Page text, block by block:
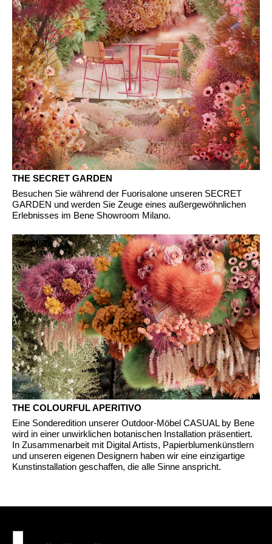
Irlandia Północna(GB)
Izrael(IL)
Japonia(JP)
Jordania(JO)
Kanada(CA)
Katar(QA)
Kazachstan(KZ)
Kenia(KE)
Korea Południowa(KR)
Kuwejt(KW)
Liechtenstein(LI)
Litwa (LT)
Malezja(MY)
Maroko(MA)
Mauretania(MR)
Niemcy(DE)
Nigeria(NG)
Norwegia(NO)
Nowa Zelandia(NZ)
Oman(OM)
Polska(PL)
Portugalia(PT)
Republika Czeska(CZ)
Republika Południowej Afryki(ZA)
Reszta świata ()
Rosja(RU)
Senegal(SN)
THE SECRET GARDEN
Besuchen Sie während der Fuorisalone unseren SECRET
GARDEN und werden Sie Zeuge eines außergewöhnlichen
Erlebnisses im Bene Showroom Milano.
THE COLOURFUL APERITIVO
Eine Sonderedition unserer Outdoor-Möbel CASUAL by Bene
wird in einer unwirklichen botanischen Installation präsentiert.
In Zusammenarbeit mit Digital Artists, Papierblumenkünstlern
und unseren eigenen Designern haben wir eine einzigartige
Kunstinstallation geschaffen, die alle Sinne anspricht.